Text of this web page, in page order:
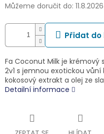
Můžeme doručit do: 11.8.2026
Přidat do
Fa Coconut Milk je krémový
2v1 s jemnou exotickou
kokosový extrakt a olej ze
Detailní informace